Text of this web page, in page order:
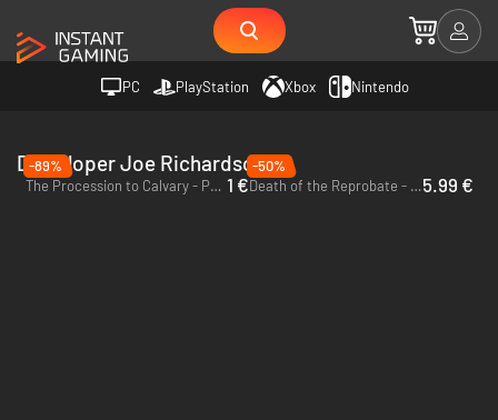
PC PlayStation Xbox Nintendo
Deweloper Joe Richardson
-89%
The Procession to Calvary - PC (Steam) 1 €
-50%
Death of the Reprobate - PC & Mac (Steam)5.99 €